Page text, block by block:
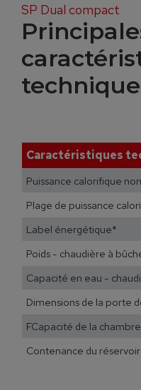
SP Dual compact
Caractéristiques
Puissance calorifique
Plage de puissance
Label énergétique*
Poids - chaudière à
Capacité en eau -
Dimensions de la porte
FCapacité de la
Contenance du